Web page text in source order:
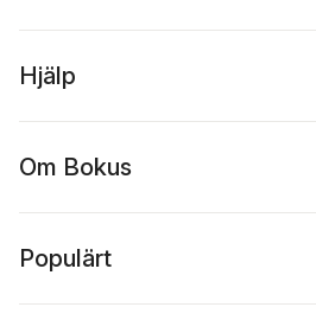
Hjälp
Om Bokus
Populärt